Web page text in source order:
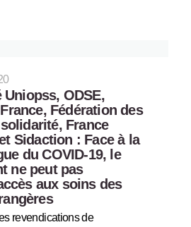
ODSE,
Fédération des
France
Sidaction : Face à la
du COVID-19, le
ne peut pas
aux soins des
revendications de